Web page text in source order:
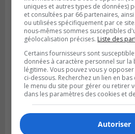
SAINT-HUBERT
Publié le 3 août 2026 à 12h00
L’arrivée du marché
Hubert
uniques et autres types de données)
et consultées par 66 partenaires,
ou utilisées spécifiquement par ce
nous-mêmes sommes susceptibles
géolocalisation précises. Liste des
Certains fournisseurs sont
données à caractère personnel sur la
légitime. Vous pouvez vous y
ci-dessous. Recherchez un lien en
le menu du site pour gérer ou retirer
dans les paramètres des cookies et
Autoriser